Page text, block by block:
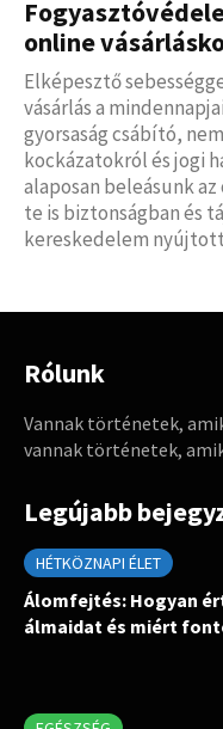
online
Elképesztő
vásárlás a
gyorsaság csábító,
kockázatokról és jogi
alaposan beleásunk
te is biztonságban és
kereskedelem
Rólunk
Vannak történetek,
vannak történetek,
Legújabb
HÉTKÖZNAPI ÉLET
Álomfejtés: Hogyan
álmaidat és miért